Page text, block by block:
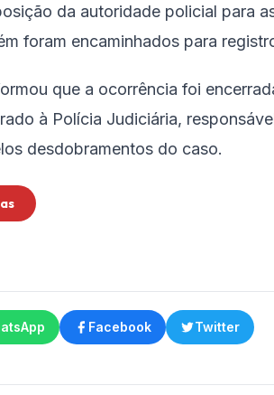
da autoridade policial para
foram encaminhados para
que a ocorrência foi
à Polícia Judiciária,
desdobramentos do caso.
Facebook Twitter